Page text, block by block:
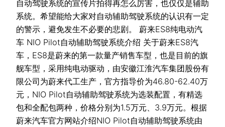
自动驾驶系统的宣传片拍得再怎么厉害，也仅仅是辅助
系统。希望能给大家对自动辅助驾驶系统的认识有一定
的警示，避免发生不必要的悲剧。 蔚来ES8纯电动汽
车 NIO Pilot自动辅助驾驶系统介绍 关于蔚来ES8汽
车，ES8是蔚来的第一款量产销售车型，也是目前的旗
舰车型，采用纯电动驱动，由安徽江淮汽车集团股份有
限公司为蔚来代工生产，官方指导价为46.80-62.40万
元，NIO Pilot自动辅助驾驶系统为选装配置，有精选
包和全配包两种，价格分别为1.5万元、3.9万元。根据
蔚来汽车官方网站介绍NIO Pilot自动辅助驾驶系统由